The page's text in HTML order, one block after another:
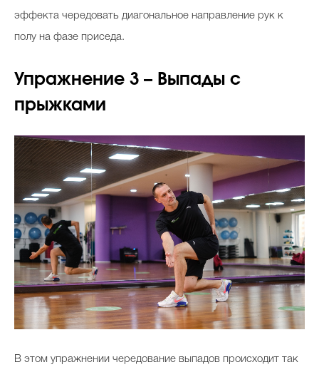
эффекта чередовать диагональное направление рук к
полу на фазе приседа.
Упражнение 3 – Выпады с
прыжками
В этом упражнении чередование выпадов происходит так